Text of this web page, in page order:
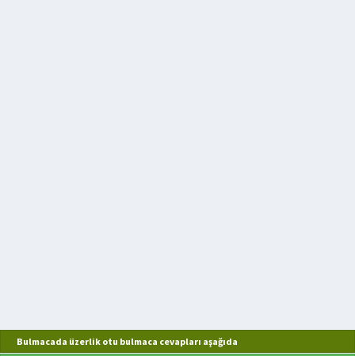
Bulmacada üzerlik otu bulmaca cevapları aşağıda